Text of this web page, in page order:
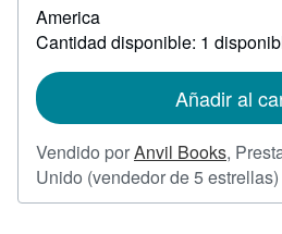
tarifas
envío
America
Cantidad disponible: 1
Añadir al
Vendido porAnvil Books,
Unido (vendedor de 5 estrellas)